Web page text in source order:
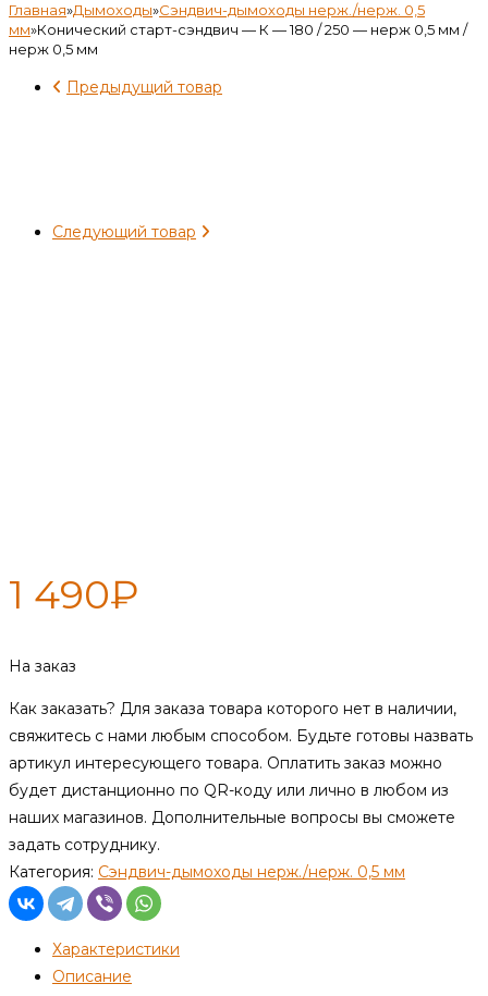
Главная»Дымоходы»Сэндвич-дымоходы нерж./нерж. 0,5
мм»Конический старт-сэндвич — К — 180 / 250 — нерж 0,5 мм /
нерж 0,5 мм
Предыдущий товар
Следующий товар
1 490₽
На заказ
Как заказать? Для заказа товара которого нет в наличии,
свяжитесь с нами любым способом. Будьте готовы назвать
артикул интересующего товара. Оплатить заказ можно
будет дистанционно по QR-коду или лично в любом из
наших магазинов. Дополнительные вопросы вы сможете
задать сотруднику.
Категория: Сэндвич-дымоходы нерж./нерж. 0,5 мм
Характеристики
Описание